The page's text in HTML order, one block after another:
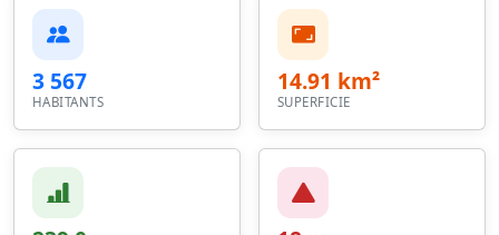
3 567
HABITANTS
14.91 km²
SUPERFICIE